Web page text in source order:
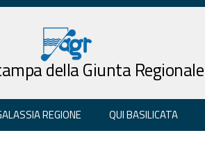
della Giunta Regionale
REGIONE QUI BASILICATA